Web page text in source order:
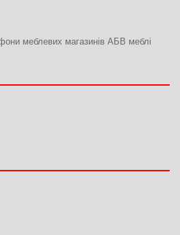
меблевих магазинів АБВ меблі